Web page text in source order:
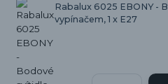
Rabalux 6025 EBONY -
vypínačem, 1 x E27